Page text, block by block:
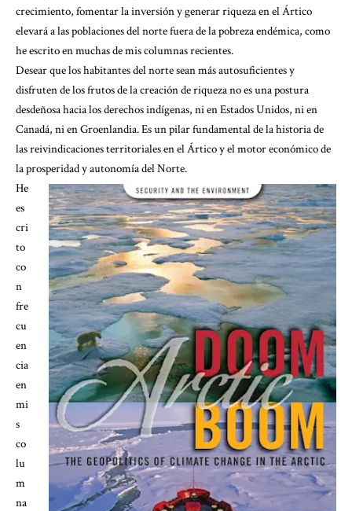
crecimiento, fomentar la inversión y generar riqueza en el Ártico
elevará a las poblaciones del norte fuera de la pobreza endémica, como
he escrito en muchas de mis columnas recientes.
Desear que los habitantes del norte sean más autosuficientes y
disfruten de los frutos de la creación de riqueza no es una postura
desdeñosa hacia los derechos indígenas, ni en Estados Unidos, ni en
Canadá, ni en Groenlandia. Es un pilar fundamental de la historia de
las reivindicaciones territoriales en el Ártico y el motor económico de
la prosperidad y autonomía del Norte.
He
es
cri
to
co
n
fre
cu
en
cia
en
mi
s
co
lu
m
na